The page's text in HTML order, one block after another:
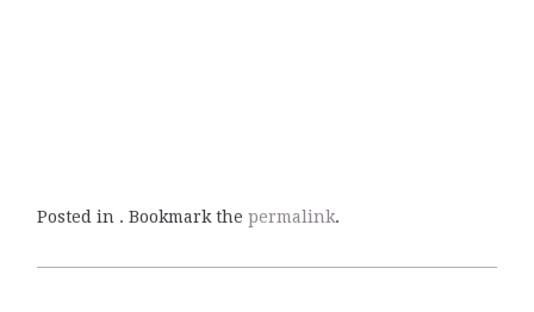
Posted in . Bookmark the permalink.